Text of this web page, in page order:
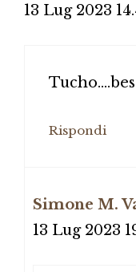
13 Lug 2023
Rispondi
Simone M.
13 Lug 2023